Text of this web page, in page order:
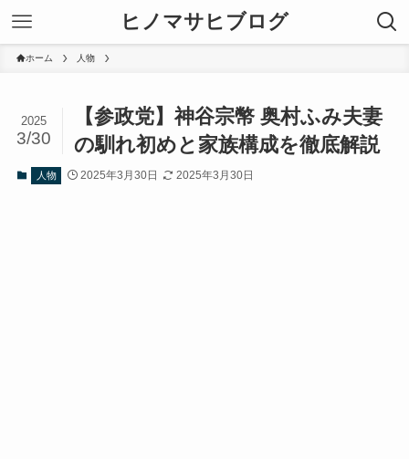
ヒノマサヒブログ
ホーム 人物
【参政党】神谷宗幣 奥村ふみ夫妻
の馴れ初めと家族構成を徹底解説
2025
3/30
人物 2025年3月30日 2025年3月30日